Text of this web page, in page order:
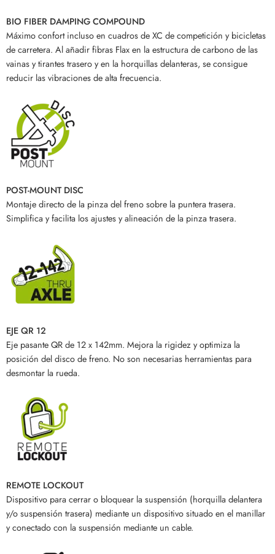
BIO FIBER DAMPING COMPOUND
Máximo confort incluso en cuadros de XC de competición y bicicletas
de carretera. Al añadir fibras Flax en la estructura de carbono de las
vainas y tirantes trasero y en la horquillas delanteras, se consigue
reducir las vibraciones de alta frecuencia.
POST-MOUNT DISC
Montaje directo de la pinza del freno sobre la puntera trasera.
Simplifica y facilita los ajustes y alineación de la pinza trasera.
EJE QR 12
Eje pasante QR de 12 x 142mm. Mejora la rigidez y optimiza la
posición del disco de freno. No son necesarias herramientas para
desmontar la rueda.
REMOTE LOCKOUT
Dispositivo para cerrar o bloquear la suspensión (horquilla delantera
y/o suspensión trasera) mediante un dispositivo situado en el manillar
y conectado con la suspensión mediante un cable.